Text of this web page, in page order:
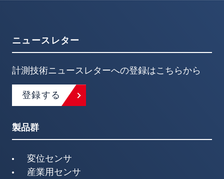
ニュースレター
計測技術ニュースレターへの登録はこちらから
登録する
製品群
変位センサ
産業用センサ